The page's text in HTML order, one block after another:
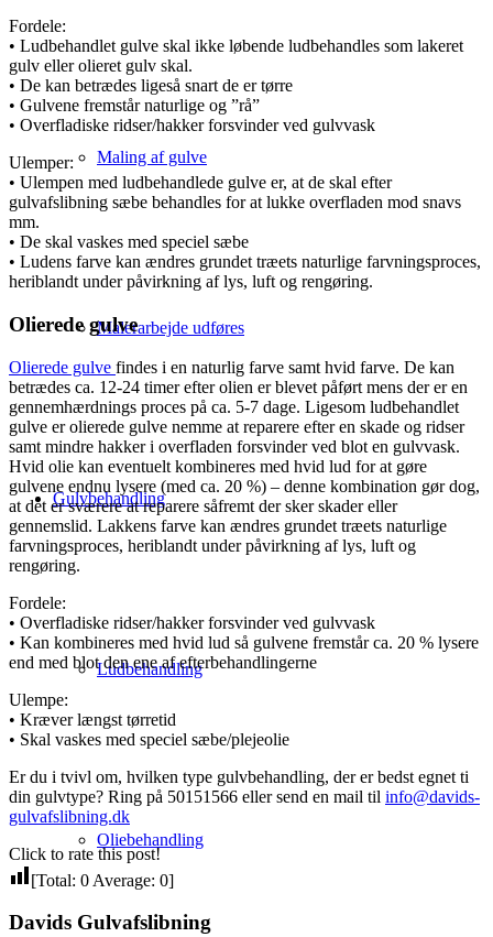
Maling af gulve
Malerarbejde udføres
Gulvbehandling
Ludbehandling
Oliebehandling
Fordele:
• Ludbehandlet gulve skal ikke løbende ludbehandles som lakeret
gulv eller olieret gulv skal.
• De kan betrædes ligeså snart de er tørre
• Gulvene fremstår naturlige og ”rå”
• Overfladiske ridser/hakker forsvinder ved gulvvask
Ulemper:
• Ulempen med ludbehandlede gulve er, at de skal efter
gulvafslibning sæbe behandles for at lukke overfladen mod snavs
mm.
• De skal vaskes med speciel sæbe
• Ludens farve kan ændres grundet træets naturlige farvningsproces,
heriblandt under påvirkning af lys, luft og rengøring.
Olierede gulve
Olierede gulve findes i en naturlig farve samt hvid farve. De kan
betrædes ca. 12-24 timer efter olien er blevet påført mens der er en
gennemhærdnings proces på ca. 5-7 dage. Ligesom ludbehandlet
gulve er olierede gulve nemme at reparere efter en skade og ridser
samt mindre hakker i overfladen forsvinder ved blot en gulvvask.
Hvid olie kan eventuelt kombineres med hvid lud for at gøre
gulvene endnu lysere (med ca. 20 %) – denne kombination gør dog,
at det er sværere at reparere såfremt der sker skader eller
gennemslid. Lakkens farve kan ændres grundet træets naturlige
farvningsproces, heriblandt under påvirkning af lys, luft og
rengøring.
Fordele:
• Overfladiske ridser/hakker forsvinder ved gulvvask
• Kan kombineres med hvid lud så gulvene fremstår ca. 20 % lysere
end med blot den ene af efterbehandlingerne
Ulempe:
• Kræver længst tørretid
• Skal vaskes med speciel sæbe/plejeolie
Er du i tvivl om, hvilken type gulvbehandling, der er bedst egnet ti
din gulvtype? Ring på 50151566 eller send en mail til info@davids-
gulvafslibning.dk
Click to rate this post!
[Total: 0 Average: 0]
Davids Gulvafslibning